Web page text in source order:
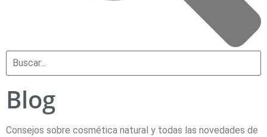
Blog
Consejos sobre cosmética natural y todas las novedades de